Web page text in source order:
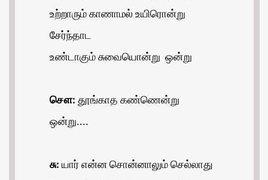
உற்றாரும் காணாமல் உயிரொன்று
சேர்ந்தாட
உண்டாகும் சுவையொன்று ஒன்று
சௌ: தூங்காத கண்ணென்று
ஒன்று....
சு: யார் என்ன சொன்னாலும் செல்லாது